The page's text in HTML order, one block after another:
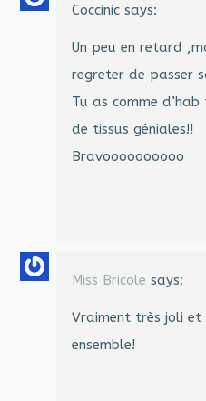
Coccinic says:
Un peu en retard
regreter de passer
Tu as comme
de tissus géniales!!
Bravoooooooooo
Miss Bricole says:
Vraiment très joli et
ensemble!